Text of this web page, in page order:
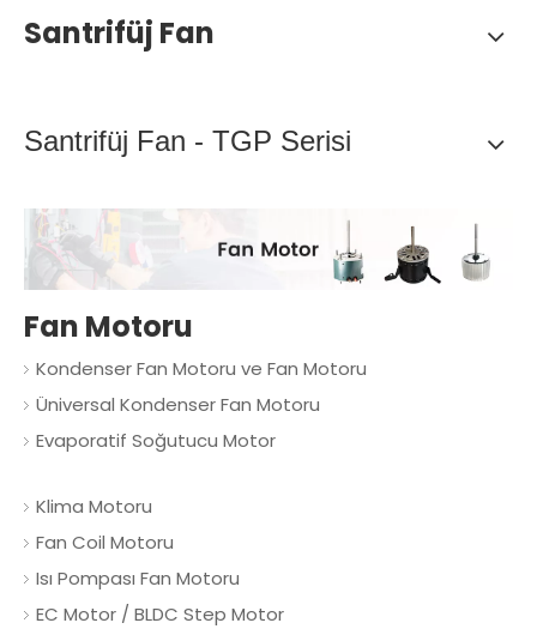
Santrifüj Fan
Santrifüj Fan - TGP Serisi
Fan Motoru
Kondenser Fan Motoru ve Fan Motoru
Üniversal Kondenser Fan Motoru
Evaporatif Soğutucu Motor
Klima Motoru
Fan Coil Motoru
Isı Pompası Fan Motoru
EC Motor / BLDC Step Motor